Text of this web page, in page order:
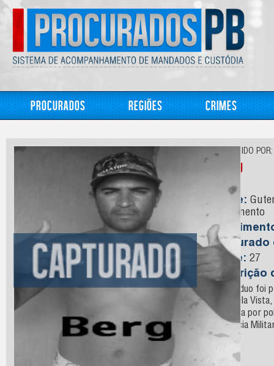
Procurados Regiões Crimes
CONHECIDO POR:
Berg
Nome:
Nascimento
Capturado
Idade: 27
Descrição
O indivíduo foi
Sítio Bela
realizada por
da Polícia